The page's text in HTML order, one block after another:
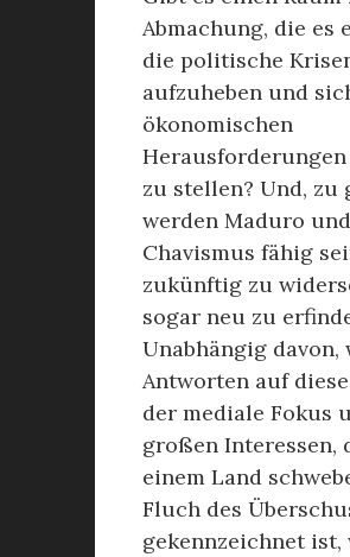
Abmachung, die es
die politische
aufzuheben und
ökonomischen
Herausforderungen
zu stellen? Und, zu
werden Maduro
Chavismus fähig
zukünftig zu
sogar neu zu
Unabhängig davon,
Antworten auf
der mediale Fokus
großen Interessen,
einem Land
Fluch des
gekennzeichnet ist,